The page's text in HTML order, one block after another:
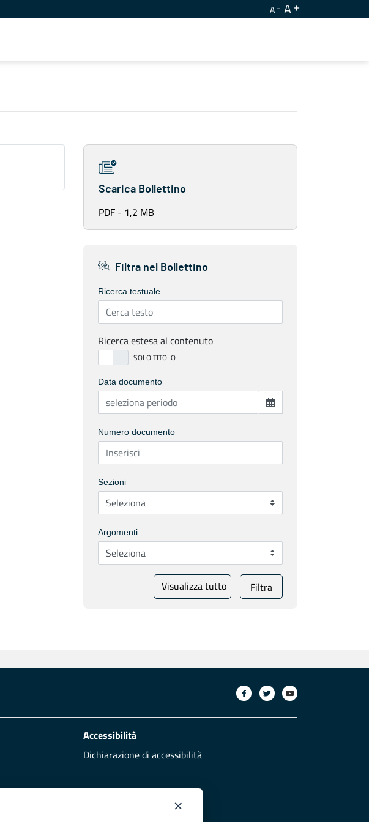
A A
Scarica Bollettino
PDF - 1,2 MB
Filtra nel Bollettino
Ricerca testuale
Ricerca estesa al contenuto
Data documento
Numero documento
Sezioni
Argomenti
Visualizza tutto Filtra
Accessibilità
Dichiarazione di accessibilità
×